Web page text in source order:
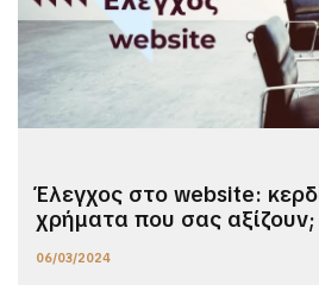
Έλεγχος στο website:
χρήματα που σας αξίζουν;
06/03/2024